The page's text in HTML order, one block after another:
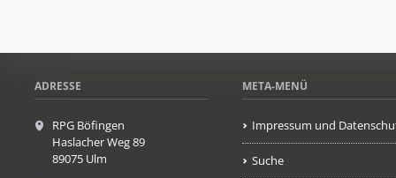
ADRESSE
RPG Böfingen
Haslacher Weg 89
89075 Ulm
META-MENÜ
Impressum und
Suche